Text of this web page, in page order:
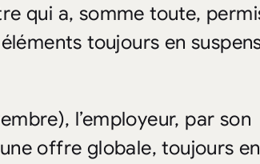
qui a, somme toute,
toujours en
l’employeur, par son
offre globale, toujours